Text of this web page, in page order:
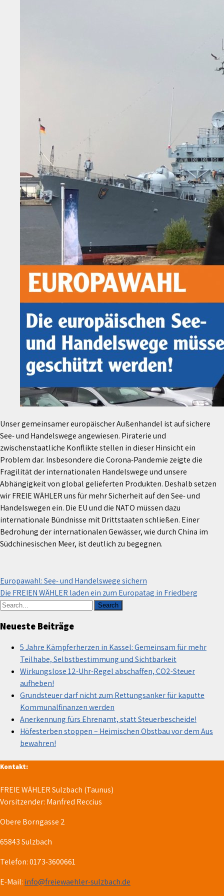
Unser gemeinsamer europäischer Außenhandel ist auf sichere
See- und Handelswege angewiesen. Piraterie und
zwischenstaatliche Konflikte stellen in dieser Hinsicht ein
Problem dar. Insbesondere die Corona-Pandemie zeigte die
Fragilität der internationalen Handelswege und unsere
Abhängigkeit von global gelieferten Produkten. Deshalb setzen
wir FREIE WÄHLER uns für mehr Sicherheit auf den See- und
Handelswegen ein. Die EU und die NATO müssen dazu
internationale Bündnisse mit Drittstaaten schließen. Einer
Bedrohung der internationalen Gewässer, wie durch China im
Südchinesischen Meer, ist deutlich zu begegnen.
Beitragsnavigation
Europawahl: See- und Handelswege sichern
Die FREIEN WÄHLER laden ein zum Europatag in Friedberg
Neueste Beiträge
5 Jahre Kämpferherzen in Kassel: Gemeinsam für mehr
Teilhabe, Selbstbestimmung und Sichtbarkeit
Wirkungslose 12-Uhr-Regel abschaffen, CO2-Steuer
aufheben!
Grundsteuer darf nicht zum Rettungsanker für kaputte
Kommunalfinanzen werden
Anerkennung fürs Ehrenamt, statt Steuerbescheide!
Höfesterben stoppen – Heimischen Obstbau vor dem Aus
bewahren!
Kontakt:
FREIE WÄHLER Sulzbach (Taunus)
Vorsitzender: Manfred Reccius
Obere Borngasse 2
65843 Sulzbach
Telefon: 0173-3600661
E-Mail: info@freiewaehler-sulzbach.de